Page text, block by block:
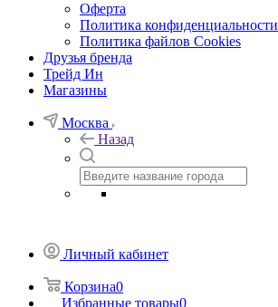
Оферта
Политика конфиденциальности
Политика файлов Cookies
Друзья бренда
Трейд Ин
Магазины
Москва
Назад
Личный кабинет
Корзина0
Избранные товары0